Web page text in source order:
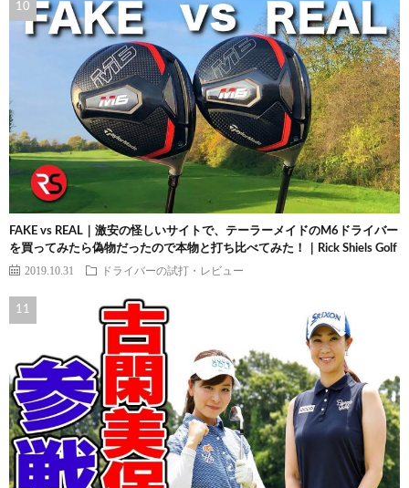
FAKE vs REAL｜激安の怪しいサイトで、テーラーメイドのM6ドライバー
を買ってみたら偽物だったので本物と打ち比べてみた！｜Rick Shiels Golf
2019.10.31 ドライバーの試打・レビュー